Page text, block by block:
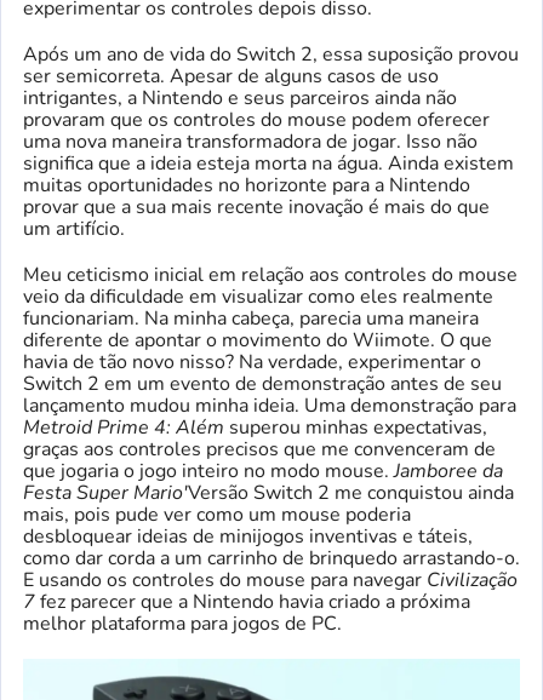
experimentar os controles depois disso.
Após um ano de vida do Switch 2, essa suposição provou
ser semicorreta. Apesar de alguns casos de uso
intrigantes, a Nintendo e seus parceiros ainda não
provaram que os controles do mouse podem oferecer
uma nova maneira transformadora de jogar. Isso não
significa que a ideia esteja morta na água. Ainda existem
muitas oportunidades no horizonte para a Nintendo
provar que a sua mais recente inovação é mais do que
um artifício.
Meu ceticismo inicial em relação aos controles do mouse
veio da dificuldade em visualizar como eles realmente
funcionariam. Na minha cabeça, parecia uma maneira
diferente de apontar o movimento do Wiimote. O que
havia de tão novo nisso? Na verdade, experimentar o
Switch 2 em um evento de demonstração antes de seu
lançamento mudou minha ideia. Uma demonstração para
Metroid Prime 4: Além superou minhas expectativas,
graças aos controles precisos que me convenceram de
que jogaria o jogo inteiro no modo mouse.Jamboree da
Festa Super Mario'Versão Switch 2 me conquistou ainda
mais, pois pude ver como um mouse poderia
desbloquear ideias de minijogos inventivas e táteis,
como dar corda a um carrinho de brinquedo arrastando-o.
E usando os controles do mouse para navegar Civilização
7fez parecer que a Nintendo havia criado a próxima
melhor plataforma para jogos de PC.